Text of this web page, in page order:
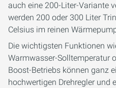
auch eine 200-Liter-Variante
werden 200 oder 300 Liter
Celsius im reinen
Die wichtigsten Funktionen
Warmwasser-Solltemperatur
Boost-Betriebs können ganz
hochwertigen Drehregler und